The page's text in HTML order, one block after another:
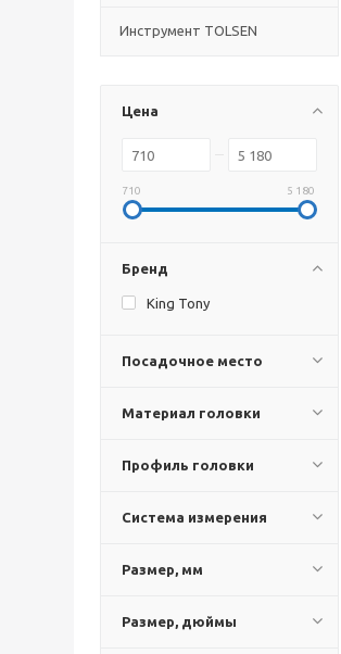
Инструмент TOLSEN
Цена
710 5 180
Бренд
King Tony
Посадочное место
Материал головки
Профиль головки
Система измерения
Размер, мм
Размер, дюймы